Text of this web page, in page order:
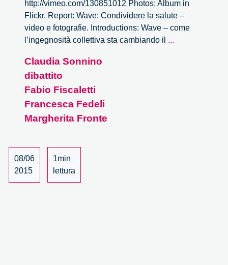
http://vimeo.com/130851012 Photos: Album in
Flickr. Report: Wave: Condividere la salute –
video e fotografie. Introductions: Wave – come
l’ingegnosità collettiva sta cambiando il ...
Claudia Sonnino
dibattito
Fabio Fiscaletti
Francesca Fedeli
Margherita Fronte
08/06
2015
1min
lettura